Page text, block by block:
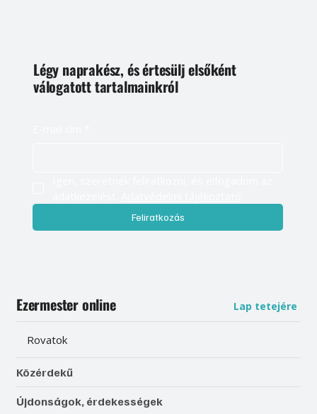
Légy naprakész, és értesülj elsőként
válogatott tartalmainkról
Feliratkozás
Ezermester online Lap tetejére
Rovatok
Közérdekű
Újdonságok, érdekességek